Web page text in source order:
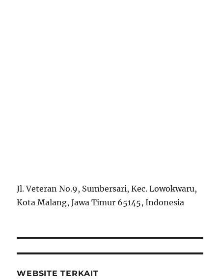
Jl. Veteran No.9, Sumbersari, Kec. Lowokwaru,
Kota Malang, Jawa Timur 65145, Indonesia
WEBSITE TERKAIT